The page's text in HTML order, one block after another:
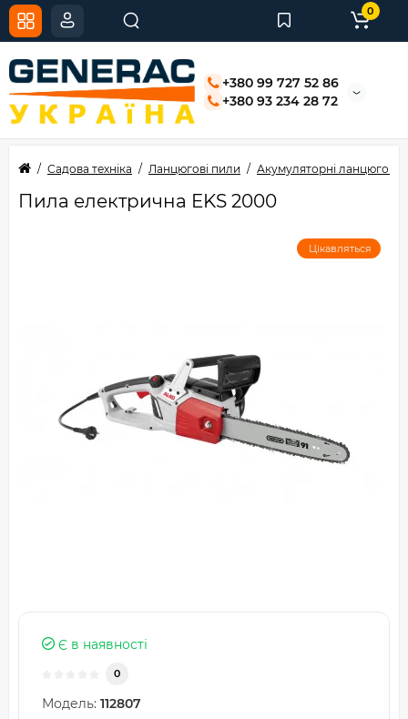
+380 99 727 52 86
+380 93 234 28 72
0
Садова техніка Ланцюгові пили Акумуляторні ланцюгові
Пила електрична EKS 2000
Цікавляться
Є в наявності
0
Модель: 112807